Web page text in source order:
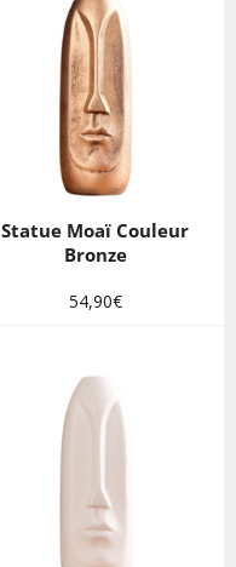
Statue Moaï Couleur
Bronze
Prix
54,90€